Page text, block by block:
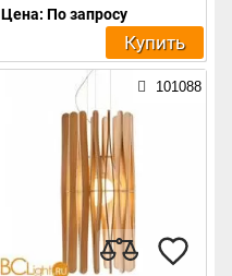
Цена: По запросу
Купить
101088